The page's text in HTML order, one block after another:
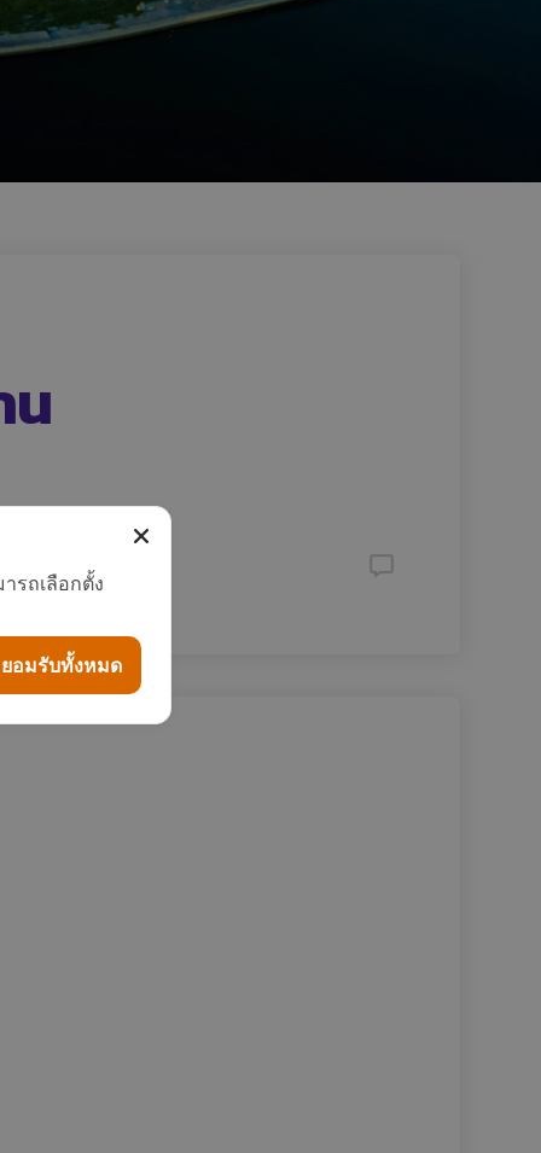
น
รถเลือกตั้ง
ยอมรับทั้งหมด